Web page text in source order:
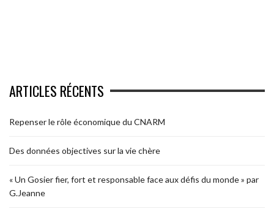
ARTICLES RÉCENTS
Repenser le rôle économique du CNARM
Des données objectives sur la vie chère
« Un Gosier fier, fort et responsable face aux défis du monde » par
G.Jeanne